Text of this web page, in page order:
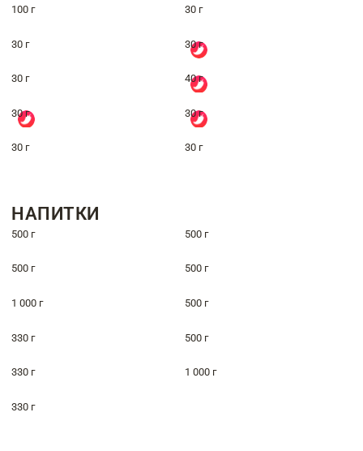
100 г 30 г
30 г 30 г
30 г 40 г
30 г 30 г
30 г 30 г
НАПИТКИ
500 г 500 г
500 г 500 г
1 000 г 500 г
330 г 500 г
330 г 1 000 г
330 г